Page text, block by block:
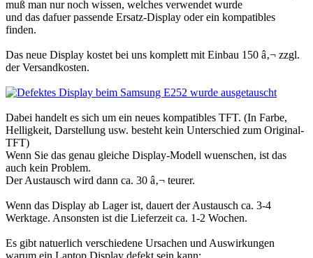
muß man nur noch wissen, welches verwendet wurde
und das dafuer passende Ersatz-Display oder ein kompatibles
finden.
Das neue Display kostet bei uns komplett mit Einbau 150 â‚¬ zzgl.
der Versandkosten.
Dabei handelt es sich um ein neues kompatibles TFT. (In Farbe,
Helligkeit, Darstellung usw. besteht kein Unterschied zum Original-
TFT)
Wenn Sie das genau gleiche Display-Modell wuenschen, ist das
auch kein Problem.
Der Austausch wird dann ca. 30 â‚¬ teurer.
Wenn das Display ab Lager ist, dauert der Austausch ca. 3-4
Werktage. Ansonsten ist die Lieferzeit ca. 1-2 Wochen.
Es gibt natuerlich verschiedene Ursachen und Auswirkungen